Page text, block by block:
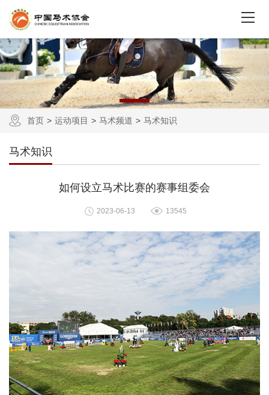
首页 运动项目 马术频道 马术知识
马术知识
如何设立马术比赛的赛事组委会
2023-06-13 13545